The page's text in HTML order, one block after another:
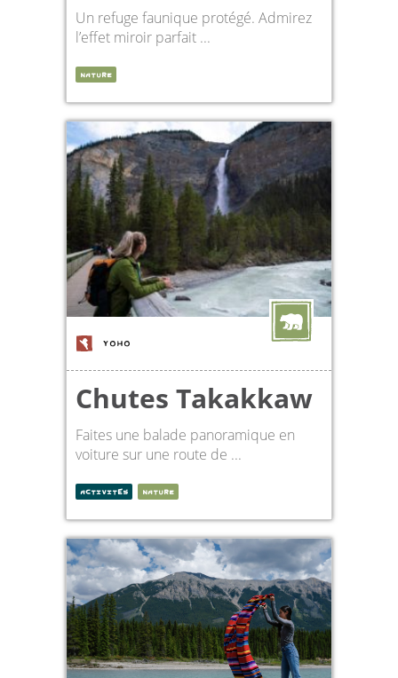
Un refuge faunique protégé. Admirez
l’effet miroir parfait ...
NATURE
YOHO
Chutes Takakkaw
Faites une balade panoramique en
voiture sur une route de ...
ACTIVITÉS NATURE